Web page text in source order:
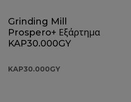
Grinding Mill
Prospero+ Εξάρτημα
KAP30.000GY
KAP30.000GY